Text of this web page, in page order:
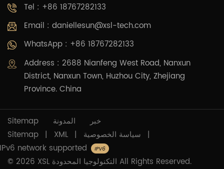
Tel : +86 18767282133
Email : daniellesun@xsl-tech.com
WhatsApp : +86 18767282133
Address : 2688 Nianfeng West Road, Nanxun
District, Nanxun Town, Huzhou City, Zhejiang
Province. China
Sitemap المدونة
خبر
Sitemap | XML | سياسة الخصوصية |
IPv6 network supported
© 2026 XSL التكنولوجيا المحدودة All Rights Reserved.